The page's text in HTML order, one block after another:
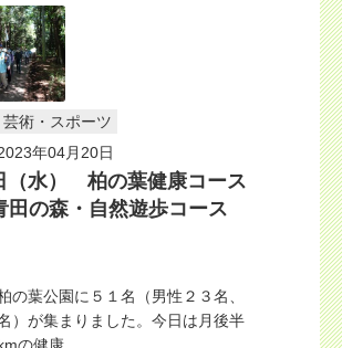
術・スポーツ
年04月20日
（水） 柏の葉健康コース
の森・自然遊歩コース
の葉公園に５１名（男性２３名、
）が集まりました。今日は月後半